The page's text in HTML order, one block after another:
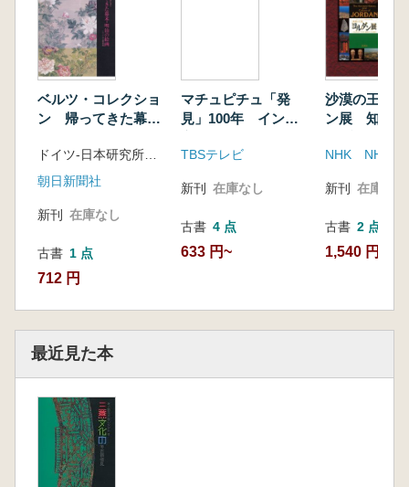
ベルツ・コレクショ
ン 帰ってきた幕
イツ・リンデン博物
館所蔵
朝日新聞社
新刊 在庫なし
古書 1 点
712 円
マチュピチュ「発
見」100年 インカ
TBSテレビ
新刊 在庫なし
古書 4 点
633 円~
沙漠の王国
ン展 知られ
化遺産
新刊 在庫なし
古書 2 点
1,540 円~
最近見た本